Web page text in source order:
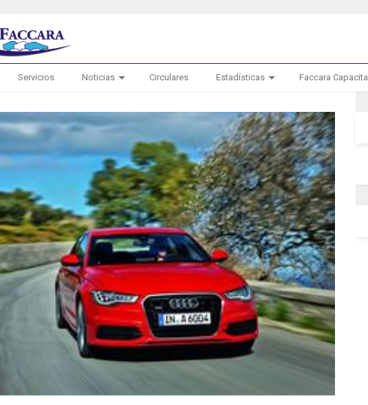
Servicios Noticias Circulares Estadísticas Faccara Capacita